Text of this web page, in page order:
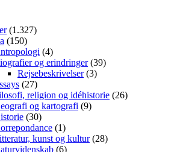
(1.327)
(150)
(4)
og erindringer(39)
Rejsebeskrivelser(3)
(27)
religion og idéhistorie (26)
og kartografi (9)
(30)
(1)
kunst og kultur(28)
(6)